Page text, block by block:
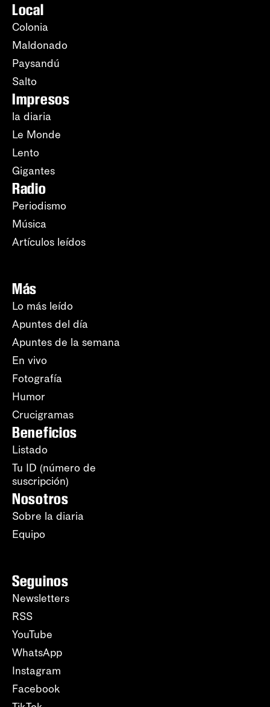
Local
Colonia
Maldonado
Paysandú
Salto
Impresos
la diaria
Le Monde
Lento
Gigantes
Radio
Periodismo
Música
Artículos leídos
Más
Lo más leído
Apuntes del día
Apuntes de la semana
En vivo
Fotografía
Humor
Crucigramas
Beneficios
Listado
Tu ID (número de
suscripción)
Nosotros
Sobre la diaria
Equipo
Seguinos
Newsletters
RSS
YouTube
WhatsApp
Instagram
Facebook